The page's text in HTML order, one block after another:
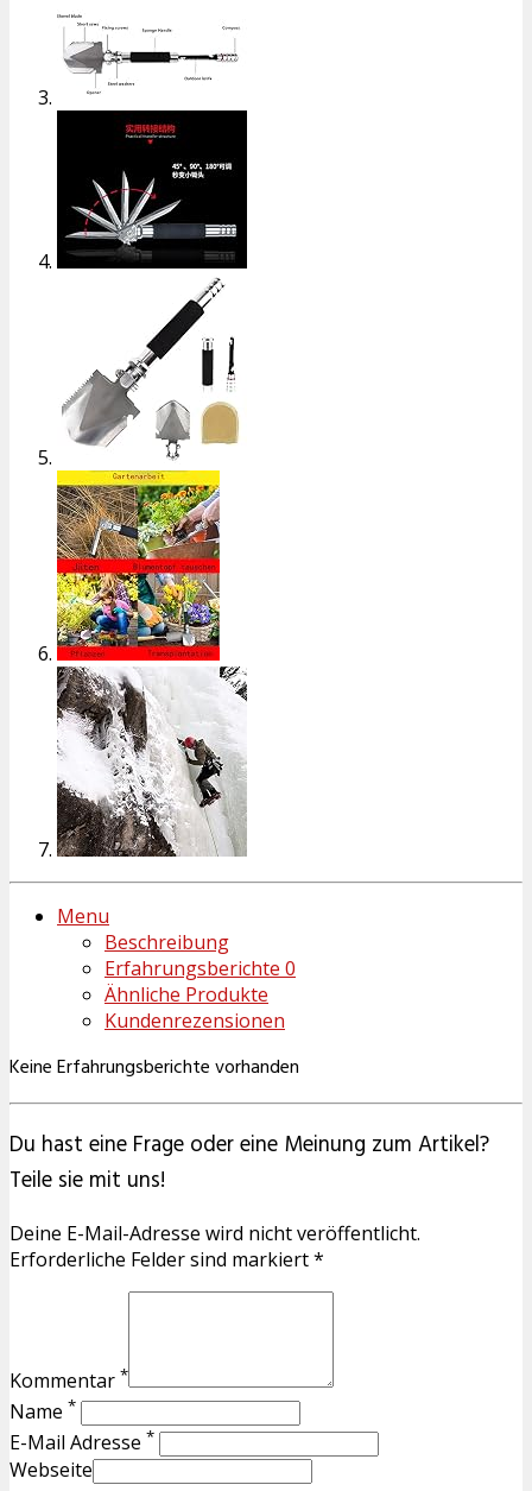
Menu
Beschreibung
Erfahrungsberichte 0
Ähnliche Produkte
Kundenrezensionen
Keine Erfahrungsberichte vorhanden
Du hast eine Frage oder eine Meinung zum Artikel?
Teile sie mit uns!
Deine E-Mail-Adresse wird nicht veröffentlicht.
Erforderliche Felder sind markiert *
Kommentar *
Name *
E-Mail Adresse *
Webseite